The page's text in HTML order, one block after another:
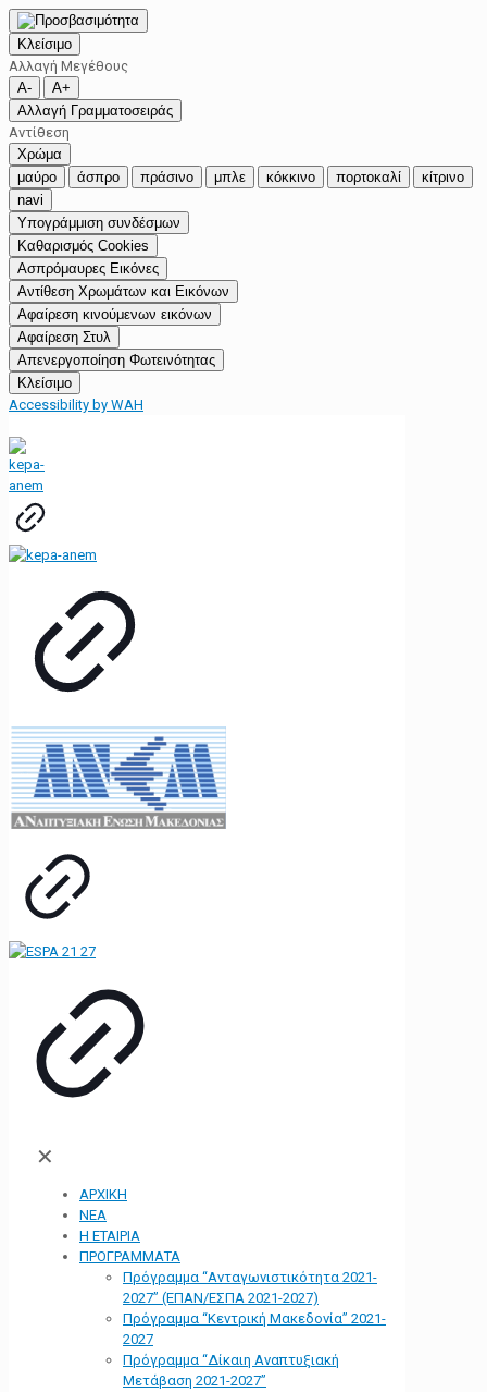
Κλείσιμο
Αλλαγή Μεγέθους
A-
A+
Αλλαγή Γραμματοσειράς
Αντίθεση
Χρώμα
μαύρο
άσπρο πράσινο μπλε κόκκινο πορτοκαλί
κίτρινο
navi
Υπογράμμιση συνδέσμων
Καθαρισμός Cookies
Ασπρόμαυρες Εικόνες
Αντίθεση Χρωμάτων και Εικόνων
Αφαίρεση κινούμενων εικόνων
Αφαίρεση Στυλ
Απενεργοποίηση Φωτεινότητας
Κλείσιμο
Accessibility by WAH
✕
ΑΡΧΙΚΗ
ΝΕΑ
Η ΕΤΑΙΡΙΑ
ΠΡΟΓΡΑΜΜΑΤΑ
Πρόγραμμα “Ανταγωνιστικότητα 2021-
2027” (ΕΠΑΝ/ΕΣΠΑ 2021-2027)
Πρόγραμμα “Κεντρική Μακεδονία” 2021-
2027
Πρόγραμμα “Δίκαιη Αναπτυξιακή
Μετάβαση 2021-2027”